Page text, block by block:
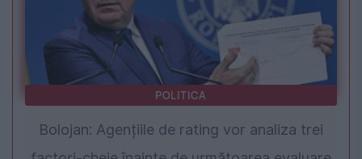
POLITICA
Bolojan: Agențiile de rating vor analiza trei